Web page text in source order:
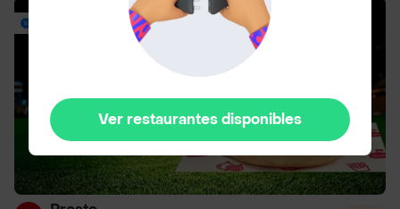
Ver restaurantes disponibles